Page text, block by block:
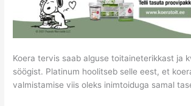
Koera tervis saab alguse toitaineterikkast ja
söögist. Platinum hoolitseb selle eest, et
valmistamise viis oleks inimtoiduga samal